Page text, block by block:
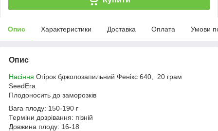
Опис Характеристики Доставка Оплата Умови
Опис
Насіння Огірок бджолозапильний Фенікс 640, 20 грам
SeedEra
Плодоносить до заморозків
Вага плоду: 150-190 г
Терміни дозрівання: пізній
Довжина плоду: 16-18